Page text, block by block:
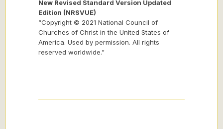
New Revised Standard Version Updated
Edition (NRSVUE)
“Copyright © 2021 National Council of
Churches of Christ in the United States of
America. Used by permission. All rights
reserved worldwide.”